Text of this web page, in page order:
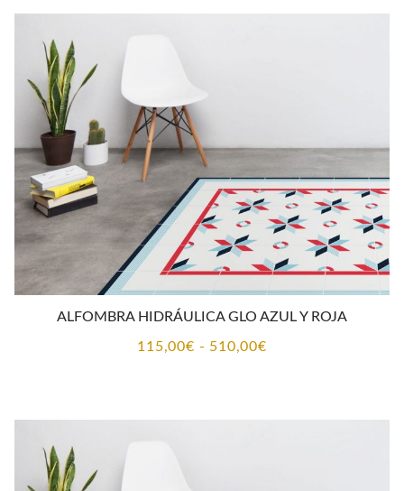
desde
ALFOMBRA HIDRÁULICA GLO AZUL Y ROJA
115,00€ - 510,00€Rango
desde